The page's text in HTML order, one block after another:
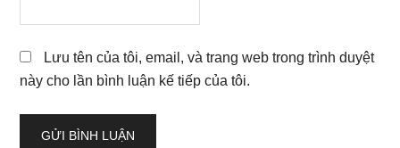
Lưu tên của tôi, email, và trang web trong trình duyệt
này cho lần bình luận kế tiếp của tôi.